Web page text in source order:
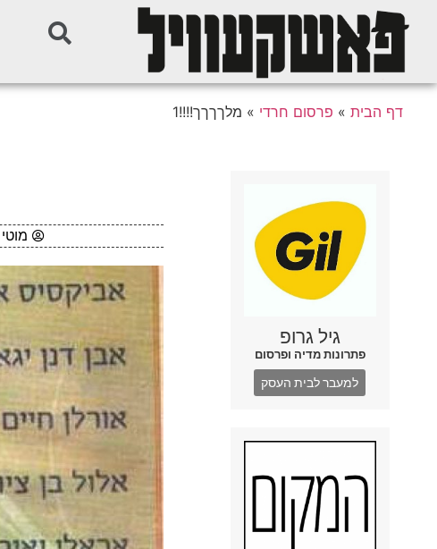
דף הבית » פרסום חרדי » מלךךךך!!!!1
גיל גרופ
פתרונות מדיה ופרסום
למעבר לבית העסק